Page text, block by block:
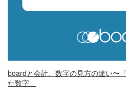
boardと会計、数字の見方の違い〜
た数字」